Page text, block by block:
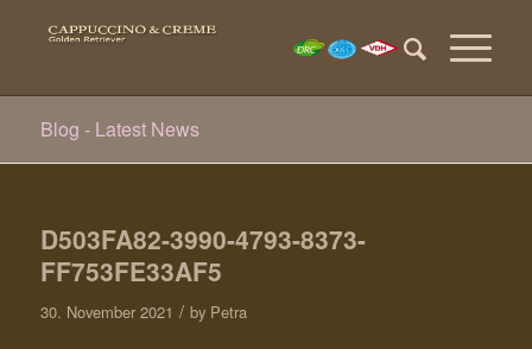
Blog - Latest News
D503FA82-3990-4793-8373-
FF753FE33AF5
30. November 2021 / by Petra